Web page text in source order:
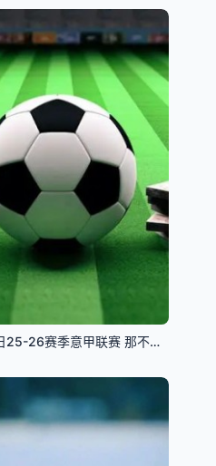
12月8日25-26赛季意甲联赛 那不勒斯VS尤文图斯